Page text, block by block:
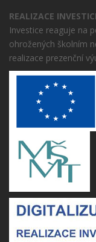
REALIZACE
Investice reaguje na
ohrožených školním
realizace prezenční